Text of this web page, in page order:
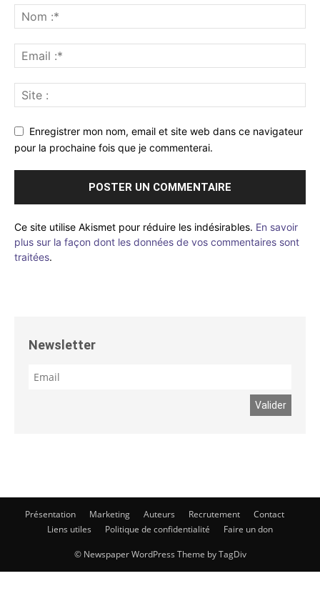
Enregistrer mon nom, email et site web dans ce navigateur
pour la prochaine fois que je commenterai.
Ce site utilise Akismet pour réduire les indésirables. En savoir
plus sur la façon dont les données de vos commentaires sont
traitées.
Newsletter
Présentation Marketing Auteurs Recrutement
Contact
Liens utiles
Politique de confidentialité Faire un don
© Newspaper WordPress Theme by TagDiv